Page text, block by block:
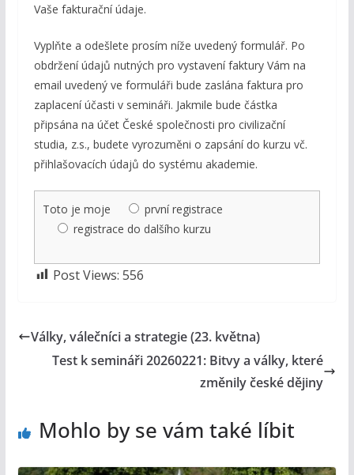
Vaše fakturační údaje.
Vyplňte a odešlete prosím níže uvedený formulář. Po
obdržení údajů nutných pro vystavení faktury Vám na
email uvedený ve formuláři bude zaslána faktura pro
zaplacení účasti v semináři. Jakmile bude částka
připsána na účet České společnosti pro civilizační
studia, z.s., budete vyrozuměni o zapsání do kurzu vč.
přihlašovacích údajů do systému akademie.
Toto je moje
první registrace
registrace do dalšího kurzu
Post Views: 556
Války, válečníci a strategie (23. května)
Test k semináři 20260221: Bitvy a války, které
změnily české dějiny
Mohlo by se vám také líbit